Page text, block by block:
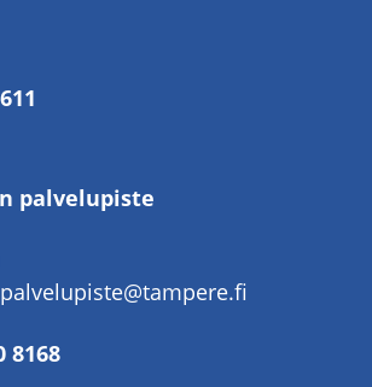
palvelupiste
8168